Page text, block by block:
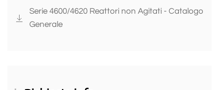
Serie 4600/4620 Reattori non Agitati - Catalogo
Generale